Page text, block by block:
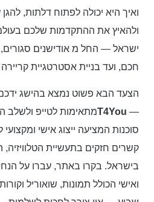
ואיך היא יכולה לפתוח דלתות,
ולהאיץ את ההתקדמות שלכם
ישראל — החל מ אודישנים
חכם, ועד בניית אסטרטגיית
מתאימות לטייפ ולשלבT4You —
סוכנות המציעה ייצוג אישי
קשרים חזקים בתעשיית
בישראל. בקרו באתר, עברו על
ואישי הכולל תמונות, שואוריל